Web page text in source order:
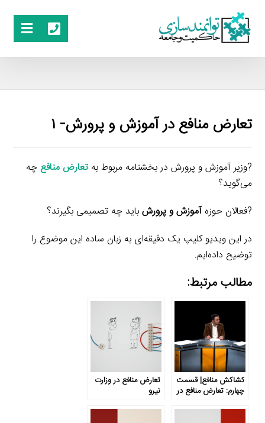
تعارض منافع در آموزش و پرورش- ۱
?️وزیر آموزش و پرورش در بخشنامه مربوط بهتعارض منافع چه
می‌گوید؟
?️فعالان حوزهآموزش و پرورشباید چه تصمیمی بگیرند؟
در این ویدیو کلیپ یک دقیقه‌ای به زبان ساده این موضوع را
توضیح داده‌ایم.
مطالب مرتبط:
کشاکش منافع| قسمت
چهارم: تعارض منافع در
تعارض منافع در وزارت
نیرو